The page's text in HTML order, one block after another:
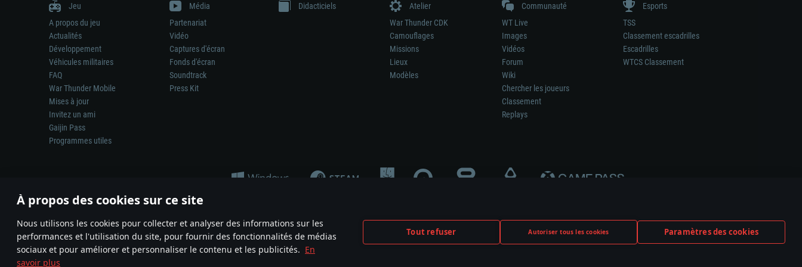
À propos des cookies sur ce site
Nous utilisons les cookies pour collecter et analyser des informations sur les
performances et l'utilisation du site, pour fournir des fonctionnalités de médias
sociaux et pour améliorer et personnaliser le contenu et les publicités. En
savoir plus
Tout refuser Autoriser tous les cookies Paramètres des cookies
Jeu
A propos du jeu
Actualités
Développement
Véhicules militaires
FAQ
War Thunder Mobile
Mises à jour
Invitez un ami
Gaijin Pass
Programmes utiles
Média
Partenariat
Vidéo
Captures d'écran
Fonds d'écran
Soundtrack
Press Kit
Didacticiels
Atelier
War Thunder CDK
Camouflages
Missions
Lieux
Modèles
Communauté
WT Live
Images
Vidéos
Forum
Wiki
Chercher les joueurs
Classement
Replays
Esports
TSS
Classement escadrilles
Escadrilles
WTCS Classement
La représentation d’une arme ou d’un véhicule réel dans ce jeu ne signifie pas la participation au développement du jeu, le sponsoring ou à l’approbation de tout fabricant d’armes ou de véhicule.
© 2011—2026 Gaijin Games Kft. All trademarks, logos and brand names are the property of their respective owners.
Termes et conditions